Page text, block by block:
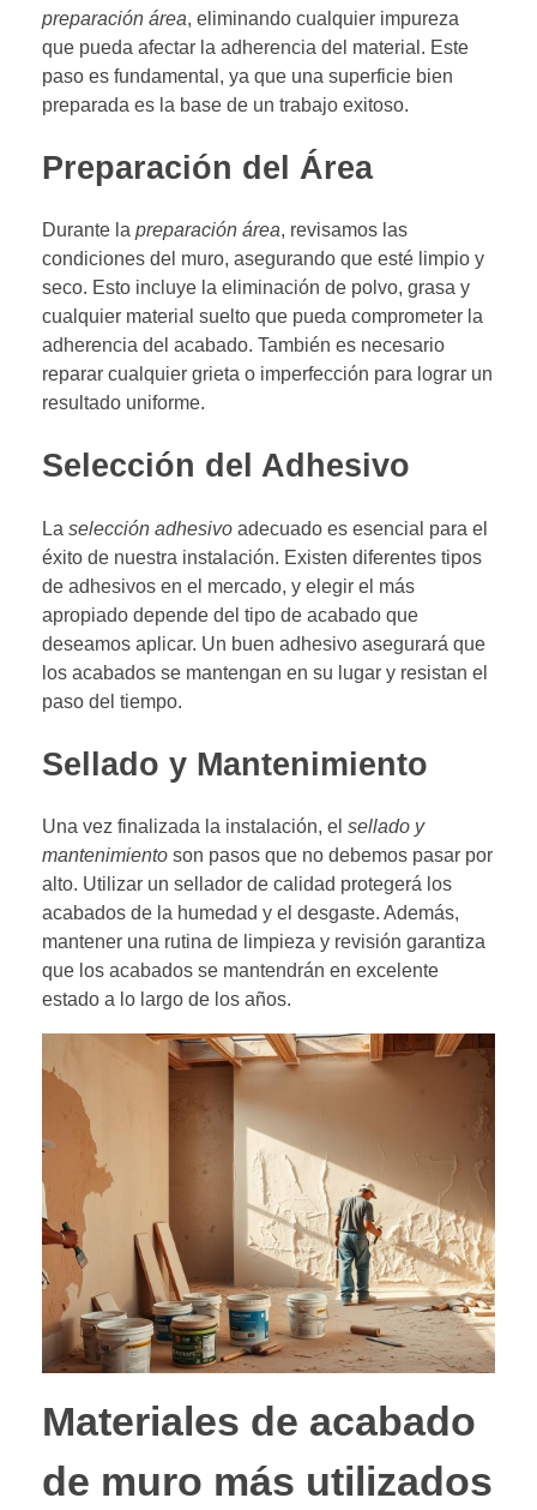
preparación área, eliminando cualquier impureza
que pueda afectar la adherencia del material. Este
paso es fundamental, ya que una superficie bien
preparada es la base de un trabajo exitoso.
Preparación del Área
Durante la preparación área, revisamos las
condiciones del muro, asegurando que esté limpio y
seco. Esto incluye la eliminación de polvo, grasa y
cualquier material suelto que pueda comprometer la
adherencia del acabado. También es necesario
reparar cualquier grieta o imperfección para lograr un
resultado uniforme.
Selección del Adhesivo
La selección adhesivo adecuado es esencial para el
éxito de nuestra instalación. Existen diferentes tipos
de adhesivos en el mercado, y elegir el más
apropiado depende del tipo de acabado que
deseamos aplicar. Un buen adhesivo asegurará que
los acabados se mantengan en su lugar y resistan el
paso del tiempo.
Sellado y Mantenimiento
Una vez finalizada la instalación, el sellado y
mantenimiento son pasos que no debemos pasar por
alto. Utilizar un sellador de calidad protegerá los
acabados de la humedad y el desgaste. Además,
mantener una rutina de limpieza y revisión garantiza
que los acabados se mantendrán en excelente
estado a lo largo de los años.
Materiales de acabado
de muro más utilizados